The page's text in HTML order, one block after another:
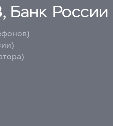
Банк России